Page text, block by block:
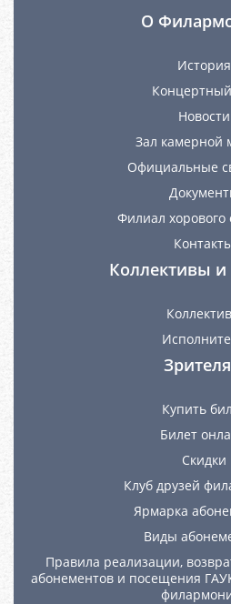
О
История
Новости
Зал камерной
Официальные
Филиал хорового
Коллективы и
Купить
Билет
Скидки
Клуб друзей
Ярмарка
Виды
Правила реализации,
абонементов и посещения